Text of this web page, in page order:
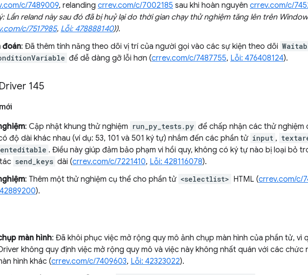
c/7489009, relanding crrev.com/c/7002185 sau khi hoàn nguyên crrev.com/c/
Lần reland này sau đó đã bị huỷ lại do thời gian chạy thử nghiệm tăng lên trên
c/7517985, Lỗi: 478888140)).
đoán: Đã thêm tính năng theo dõi vị trí của người gọi vào các sự kiện theo dõi
để dễ dàng gỡ lỗi hơn (crrev.com/c/7487755, Lỗi: 476408124).
Driver 145
: Cập nhật khung thử nghiệm run_py_tests.py để chấp nhận các thử nghiệm
độ dài khác nhau (ví dụ: 53, 101 và 501 ký tự) nhắm đến các phần tử input ,
. Điều này giúp đảm bảo phạm vi hồi quy, không có ký tự nào bị loại bỏ
send_keys dài (crrev.com/c/7221410, Lỗi: 428116078).
: Thêm một thử nghiệm cụ thể cho phần tử <selectlist> HTML (crrev.com/c/
).
màn hình: Đã khôi phục việc mở rộng quy mô ảnh chụp màn hình của phần tử, vì
không quy định việc mở rộng quy mô và việc này không nhất quán với các chức
hình khác (crrev.com/c/7409603, Lỗi: 42323022).